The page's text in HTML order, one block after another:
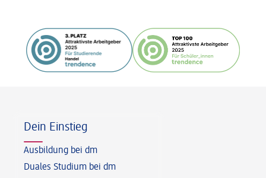
Dein Einstieg
Ausbildung bei dm
Duales Studium bei dm